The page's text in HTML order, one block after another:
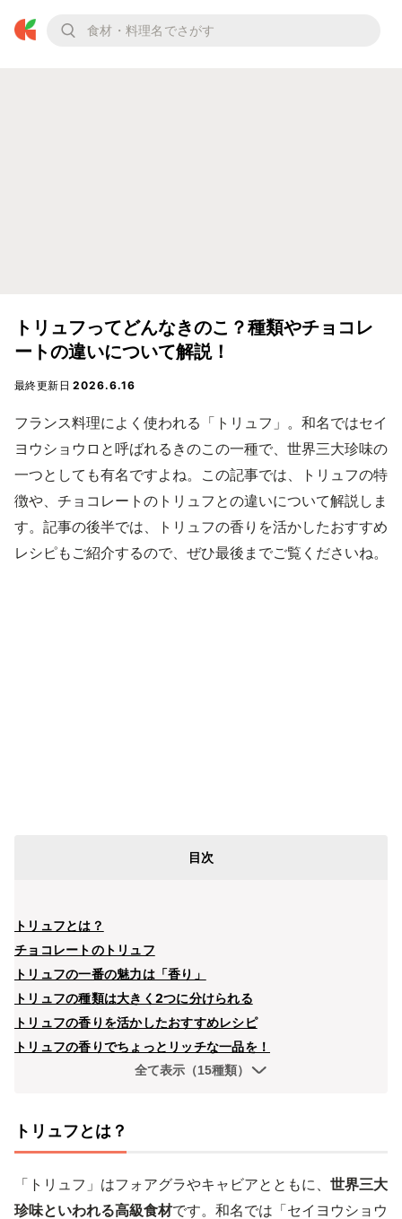
トリュフってどんなきのこ？種類やチョコレ
ートの違いについて解説！
最終更新日2026.6.16
フランス料理によく使われる「トリュフ」。和名ではセイ
ヨウショウロと呼ばれるきのこの一種で、世界三大珍味の
一つとしても有名ですよね。この記事では、トリュフの特
徴や、チョコレートのトリュフとの違いについて解説しま
す。記事の後半では、トリュフの香りを活かしたおすすめ
レシピもご紹介するので、ぜひ最後までご覧くださいね。
目次
トリュフとは？
チョコレートのトリュフ
トリュフの一番の魅力は「香り」
トリュフの種類は大きく2つに分けられる
トリュフの香りを活かしたおすすめレシピ
トリュフの香りでちょっとリッチな一品を！
全て表示（15種類）
トリュフとは？
「トリュフ」はフォアグラやキャビアとともに、 世界三大
珍味といわれる高級食材です。和名では「セイヨウショウ